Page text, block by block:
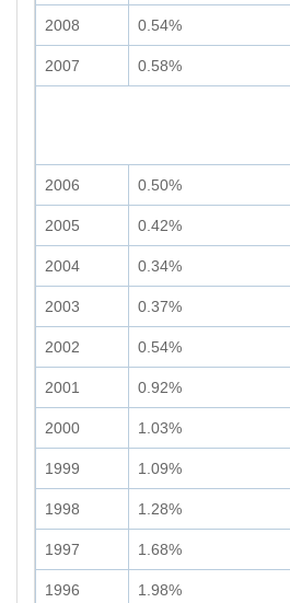
2008 0.54%
2007 0.58%
2006 0.50%
2005 0.42%
2004 0.34%
2003 0.37%
2002 0.54%
2001 0.92%
2000 1.03%
1999 1.09%
1998 1.28%
1997 1.68%
1996 1.98%